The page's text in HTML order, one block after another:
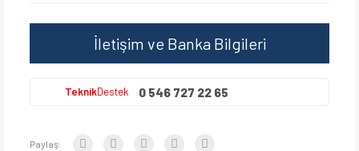
İletişim ve Banka Bilgileri
TeknikDestek 0 546 727 22 65
Paylaş: